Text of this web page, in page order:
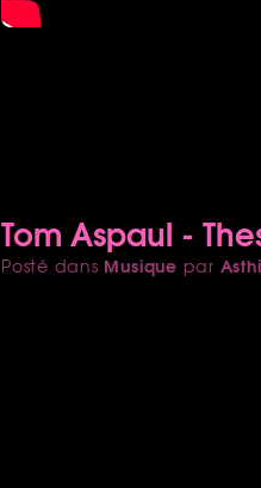
Tom Aspaul -
Posté dans Musique par